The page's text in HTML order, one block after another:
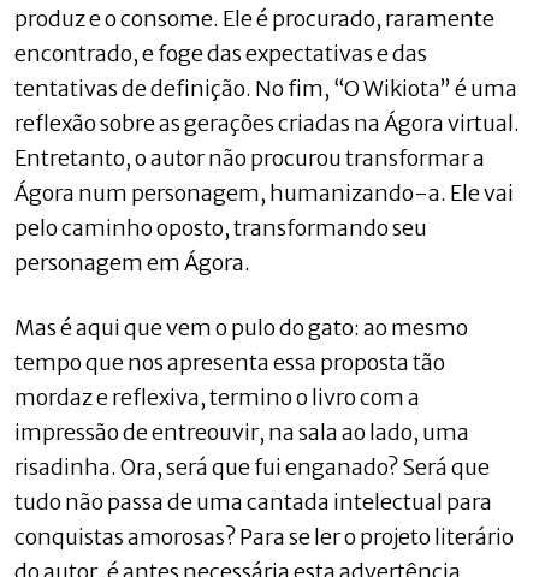
produz e o consome. Ele é procurado, raramente
encontrado, e foge das expectativas e das
tentativas de definição. No fim, “O Wikiota” é uma
reflexão sobre as gerações criadas na Ágora virtual.
Entretanto, o autor não procurou transformar a
Ágora num personagem, humanizando-a. Ele vai
pelo caminho oposto, transformando seu
personagem em Ágora.
Mas é aqui que vem o pulo do gato: ao mesmo
tempo que nos apresenta essa proposta tão
mordaz e reflexiva, termino o livro com a
impressão de entreouvir, na sala ao lado, uma
risadinha. Ora, será que fui enganado? Será que
tudo não passa de uma cantada intelectual para
conquistas amorosas? Para se ler o projeto literário